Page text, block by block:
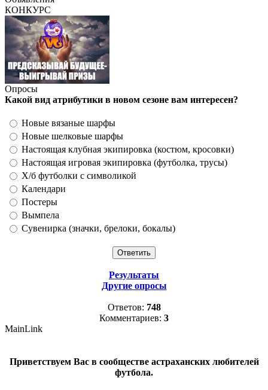
КОНКУРС
Опросы
Какой вид атрибутики в новом сезоне вам интересен?
Новые вязаные шарфы
Новые шелковые шарфы
Настоящая клубная экипировка (костюм, кросовки)
Настоящая игровая экипировка (футболка, трусы)
Х/б футболки с символикой
Календари
Постеры
Вымпела
Сувенирка (значки, брелоки, бокалы)
Результаты
Другие опросы
Ответов: 748
Комментариев: 3
MainLink
Приветствуем Вас в сообществе астраханских любителей
футбола.